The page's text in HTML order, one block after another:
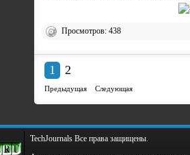
Просмотров: 438
1 2
Предыдущая Следующая
TechJournals Все права защищены.